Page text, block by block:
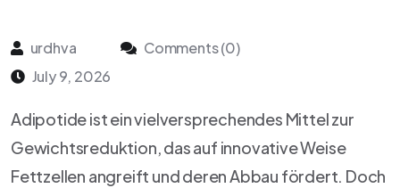
urdhva
Comments (0)
July 9, 2026
Adipotide ist ein vielversprechendes Mittel zur
Gewichtsreduktion, das auf innovative Weise
Fettzellen angreift und deren Abbau fördert. Doch